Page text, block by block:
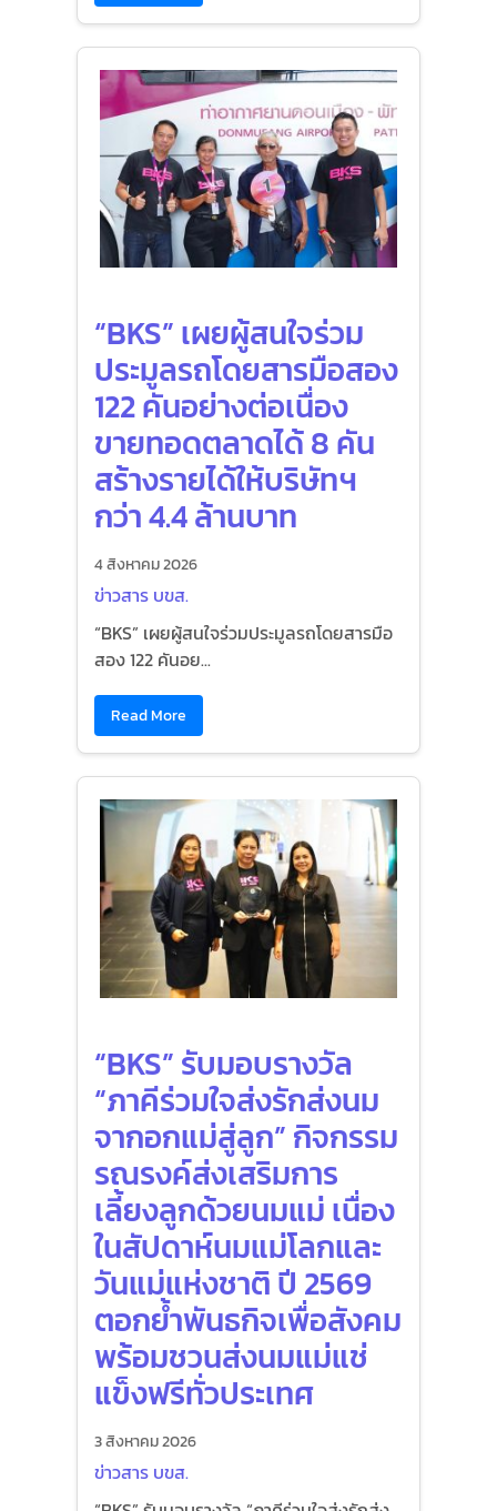
“BKS” เผยผู้สนใจร่วม
ประมูลรถโดยสารมือสอง
122 คันอย่างต่อเนื่อง
ขายทอดตลาดได้ 8 คัน
สร้างรายได้ให้บริษัทฯ
กว่า 4.4 ล้านบาท
4 สิงหาคม 2026
ข่าวสาร บขส.
“BKS” เผยผู้สนใจร่วมประมูลรถโดยสารมือ
สอง 122 คันอย...
Read More
“BKS” รับมอบรางวัล
“ภาคีร่วมใจส่งรักส่งนม
จากอกแม่สู่ลูก” กิจกรรม
รณรงค์ส่งเสริมการ
เลี้ยงลูกด้วยนมแม่ เนื่อง
ในสัปดาห์นมแม่โลกและ
วันแม่แห่งชาติ ปี 2569
ตอกย้ำพันธกิจเพื่อสังคม
พร้อมชวนส่งนมแม่แช่
แข็งฟรีทั่วประเทศ
3 สิงหาคม 2026
ข่าวสาร บขส.